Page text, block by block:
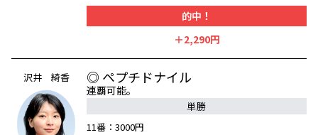
的中！
＋2,290円
沢井 綺香 ◎ ペプチドナイル
連覇可能。
単勝
11番：3000円